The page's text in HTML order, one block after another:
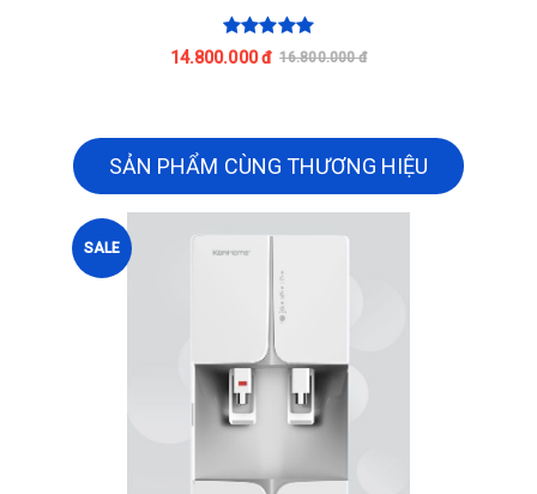
14.800.000 đ 16.800.000 đ
SẢN PHẨM CÙNG THƯƠNG HIỆU
SALE